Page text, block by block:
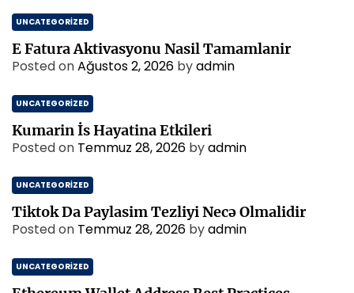
UNCATEGORIZED
E Fatura Aktivasyonu Nasil Tamamlanir
Posted onAğustos 2, 2026 byadmin
UNCATEGORIZED
Kumarin İs Hayatina Etkileri
Posted on Temmuz 28, 2026 byadmin
UNCATEGORIZED
Tiktok Da Paylasim Tezliyi Necə Olmalidir
Posted on Temmuz 28, 2026 byadmin
UNCATEGORIZED